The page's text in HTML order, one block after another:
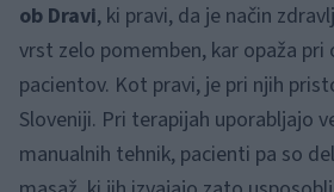
ob Dravi, ki pravi, da je način
vrst zelo pomemben, kar opaža pri
pacientov. Kot pravi, je pri njih
Sloveniji. Pri terapijah uporabljajo
manualnih tehnik, pacienti pa so